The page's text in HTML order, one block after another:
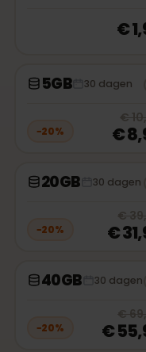
€
5GB 30 dagen
−20%
€
€
20GB 30 dagen
−20%
€
€
40GB 30 dagen
−20%
€
€